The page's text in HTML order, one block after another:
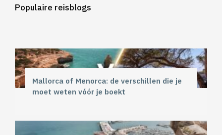
Populaire reisblogs
Mallorca of Menorca: de verschillen die je
moet weten vóór je boekt